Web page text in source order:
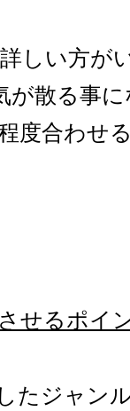
しい方が
が散る事
度合わせ
させるポ
たジャン